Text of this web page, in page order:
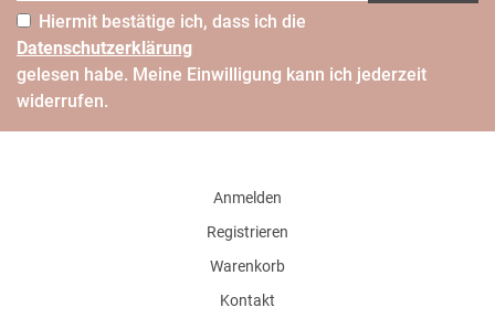
Hiermit bestätige ich, dass ich die
Daten­schutz­erklärung
gelesen habe. Meine Einwilligung kann ich jederzeit
widerrufen.
Anmelden
Registrieren
Warenkorb
Kontakt